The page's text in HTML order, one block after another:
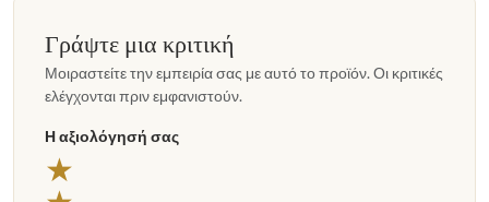
Γράψτε μια κριτική
Μοιραστείτε την εμπειρία σας με αυτό το προϊόν. Οι κριτικές
ελέγχονται πριν εμφανιστούν.
Η αξιολόγησή σας
★